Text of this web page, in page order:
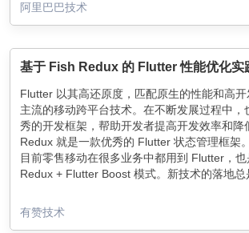
阿里巴巴技术
基于 Fish Redux 的 Flutter 性能优化实
Flutter 以其高还原度，匹配原生的性能和高
主流的移动跨平台技术。在不断发展过程中，
秀的开发框架，帮助开发者提高开发效率和降
Redux 就是一款优秀的 Flutter 状态管理框架。
目前零售移动在很多业务中都用到 Flutter，
Redux + Flutter Boost 模式。新技术的落地
分析 Fish Redux 状态管理机制解决了该问题
验供大家参考。
有赞技术